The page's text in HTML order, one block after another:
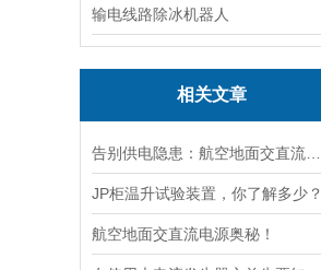
输电线路除冰机器人
相关文章
JP柜温升试验装置，你了解多少？
航空地面交直流电源奥秘！